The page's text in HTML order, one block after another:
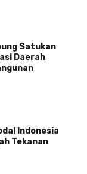
Satukan
Daerah
Indonesia
Tekanan